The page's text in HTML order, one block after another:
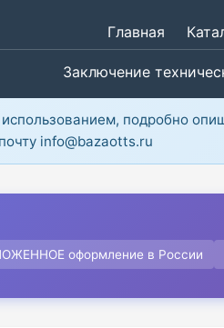
Главная
Заключение
подробно
info@bazaotts.ru
оформление в России